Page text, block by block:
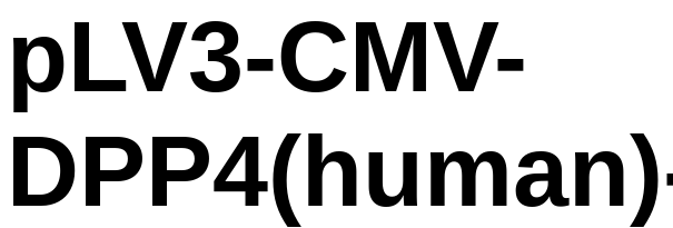
pLV3-CMV-